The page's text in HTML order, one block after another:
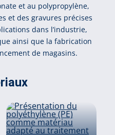
et au polypropylène,
et des gravures précises
dans l’industrie,
ainsi que la fabrication
de magasins.